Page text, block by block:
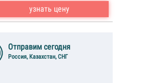
узнать цену
Отправим сегодня
Россия, Казахстан, СНГ